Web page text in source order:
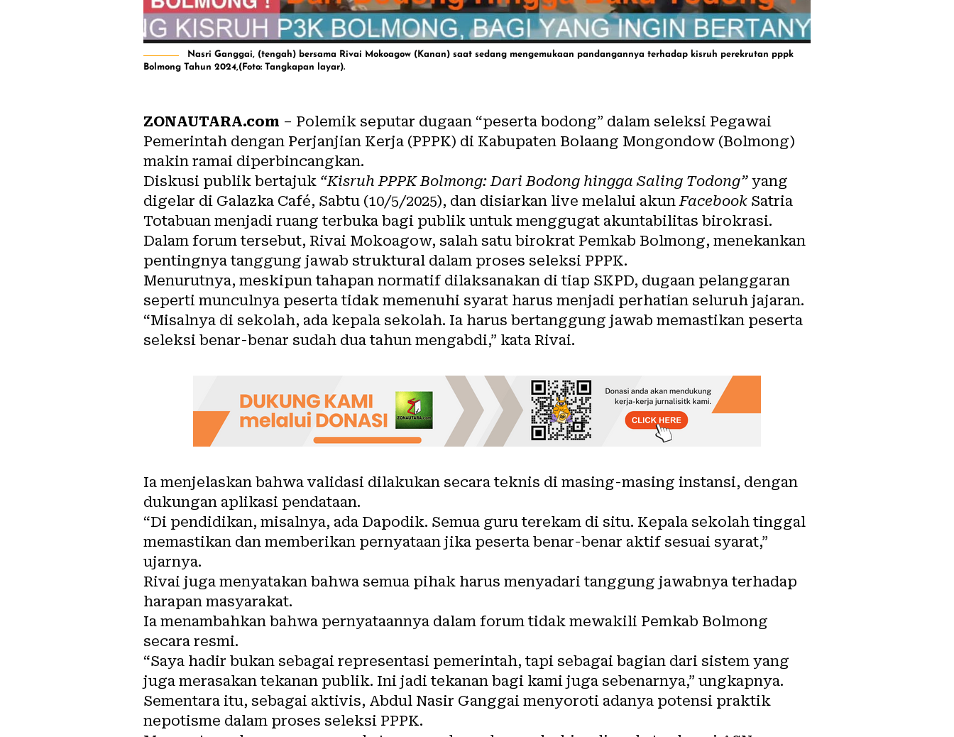
Nasri Ganggai, (tengah) bersama Rivai Mokoagow (Kanan) saat sedang mengemukaan pandangannya terhadap kisruh perekrutan pppk
Bolmong Tahun 2024,(Foto: Tangkapan layar).
ZONAUTARA.com – Polemik seputar dugaan “peserta bodong” dalam seleksi Pegawai
Pemerintah dengan Perjanjian Kerja (PPPK) di Kabupaten Bolaang Mongondow (Bolmong)
makin ramai diperbincangkan.
Diskusi publik bertajuk “Kisruh PPPK Bolmong: Dari Bodong hingga Saling Todong” yang
digelar di Galazka Café, Sabtu (10/5/2025), dan disiarkan live melalui akunFacebook Satria
Totabuan menjadi ruang terbuka bagi publik untuk menggugat akuntabilitas birokrasi.
Dalam forum tersebut, Rivai Mokoagow, salah satu birokrat Pemkab Bolmong, menekankan
pentingnya tanggung jawab struktural dalam proses seleksi PPPK.
Menurutnya, meskipun tahapan normatif dilaksanakan di tiap SKPD, dugaan pelanggaran
seperti munculnya peserta tidak memenuhi syarat harus menjadi perhatian seluruh jajaran.
“Misalnya di sekolah, ada kepala sekolah. Ia harus bertanggung jawab memastikan peserta
seleksi benar-benar sudah dua tahun mengabdi,” kata Rivai.
Ia menjelaskan bahwa validasi dilakukan secara teknis di masing-masing instansi, dengan
dukungan aplikasi pendataan.
“Di pendidikan, misalnya, ada Dapodik. Semua guru terekam di situ. Kepala sekolah tinggal
memastikan dan memberikan pernyataan jika peserta benar-benar aktif sesuai syarat,”
ujarnya.
Rivai juga menyatakan bahwa semua pihak harus menyadari tanggung jawabnya terhadap
harapan masyarakat.
Ia menambahkan bahwa pernyataannya dalam forum tidak mewakili Pemkab Bolmong
secara resmi.
“Saya hadir bukan sebagai representasi pemerintah, tapi sebagai bagian dari sistem yang
juga merasakan tekanan publik. Ini jadi tekanan bagi kami juga sebenarnya,” ungkapnya.
Sementara itu, sebagai aktivis, Abdul Nasir Ganggai menyoroti adanya potensi praktik
nepotisme dalam proses seleksi PPPK.